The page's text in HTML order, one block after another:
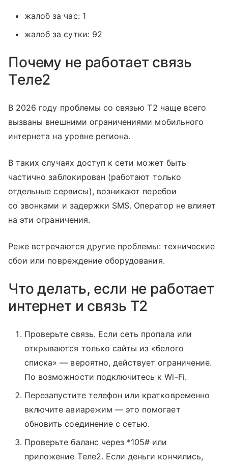
жалоб за час: 1
жалоб за сутки: 92
Почему не работает связь
Tеле2
В 2026 году проблемы со связью T2 чаще всего
вызваны внешними ограничениями мобильного
интернета на уровне региона.
В таких случаях доступ к сети может быть
частично заблокирован (работают только
отдельные сервисы), возникают перебои
со звонками и задержки SMS. Оператор не влияет
на эти ограничения.
Реже встречаются другие проблемы: технические
сбои или повреждение оборудования.
Что делать, если не работает
интернет и связь T2
Проверьте связь. Если сеть пропала или
открываются только сайты из «белого
списка» — вероятно, действует ограничение.
По возможности подключитесь к Wi-Fi.
Перезапустите телефон или кратковременно
включите авиарежим — это помогает
обновить соединение с сетью.
Проверьте баланс через *105# или
приложение Tеле2. Если деньги кончились,